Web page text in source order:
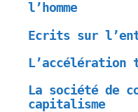
l’homme
Ecrits sur
L’accélération
La société de
capitalisme